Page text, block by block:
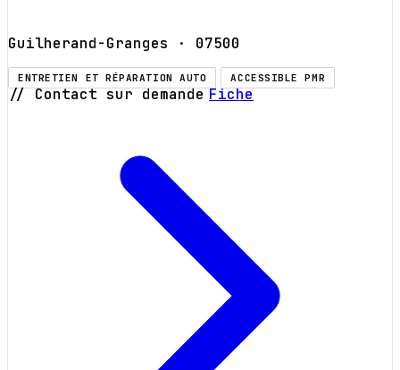
Guilherand-Granges · 07500
ENTRETIEN ET RÉPARATION AUTO ACCESSIBLE PMR
// Contact sur demande Fiche